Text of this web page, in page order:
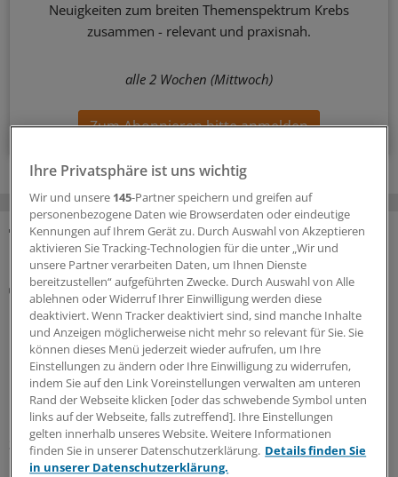
Neuigkeiten zum breiten Themenspektrum Krebs
zusammen - relevant und praxisnah.
alle 2 Wochen (Mittwoch)
Zum Abonnieren bitte anmelden
MEHR ZUM THEMA
Screening
Darmkrebs-Früherkennung: Ist die Vorsorge-
Koloskopie noch zeitgemäß?
Beim Darmkrebs-Screening ist ein fäkaler
immunchemischer Test einer Studie zufolge der
Koloskopie nicht unterlegen. Doch ausgedient hat die
Darmspiegelung deshalb noch lange nicht.
30.07.2026
Ihre Privatsphäre ist uns wichtig
Wir und unsere 145-Partner speichern und greifen auf
personenbezogene Daten wie Browserdaten oder eindeutige
Kennungen auf Ihrem Gerät zu. Durch Auswahl von Akzeptieren
aktivieren Sie Tracking-Technologien für die unter „Wir und
unsere Partner verarbeiten Daten, um Ihnen Dienste
bereitzustellen“ aufgeführten Zwecke. Durch Auswahl von Alle
ablehnen oder Widerruf Ihrer Einwilligung werden diese
deaktiviert. Wenn Tracker deaktiviert sind, sind manche Inhalte
und Anzeigen möglicherweise nicht mehr so relevant für Sie. Sie
können dieses Menü jederzeit wieder aufrufen, um Ihre
Einstellungen zu ändern oder Ihre Einwilligung zu widerrufen,
indem Sie auf den Link Voreinstellungen verwalten am unteren
Rand der Webseite klicken [oder das schwebende Symbol unten
links auf der Webseite, falls zutreffend]. Ihre Einstellungen
gelten innerhalb unseres Website. Weitere Informationen
finden Sie in unserer Datenschutzerklärung. Details finden Sie
in unserer Datenschutzerklärung.